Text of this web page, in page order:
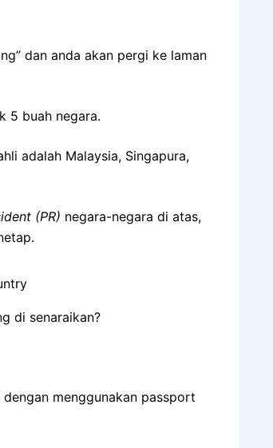
dan anda akan pergi ke laman
5 buah negara.
adalah Malaysia, Singapura,
(PR) negara-negara di atas,
di senaraikan?
dengan menggunakan passport